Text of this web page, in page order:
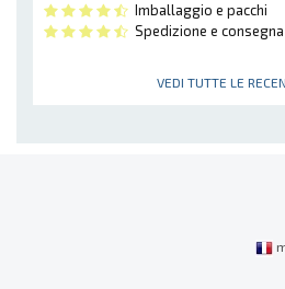
Imballaggio e pacchi
Spedizione e consegna
VEDI TUTTE LE